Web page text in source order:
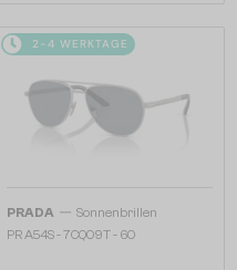
2-4 WERKTAGE
PRADA — Sonnenbrillen
PR A54S - 7CQ09T - 60